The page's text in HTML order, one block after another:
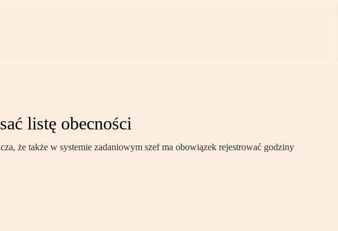
listę obecności
że także w systemie zadaniowym szef ma obowiązek rejestrować godziny